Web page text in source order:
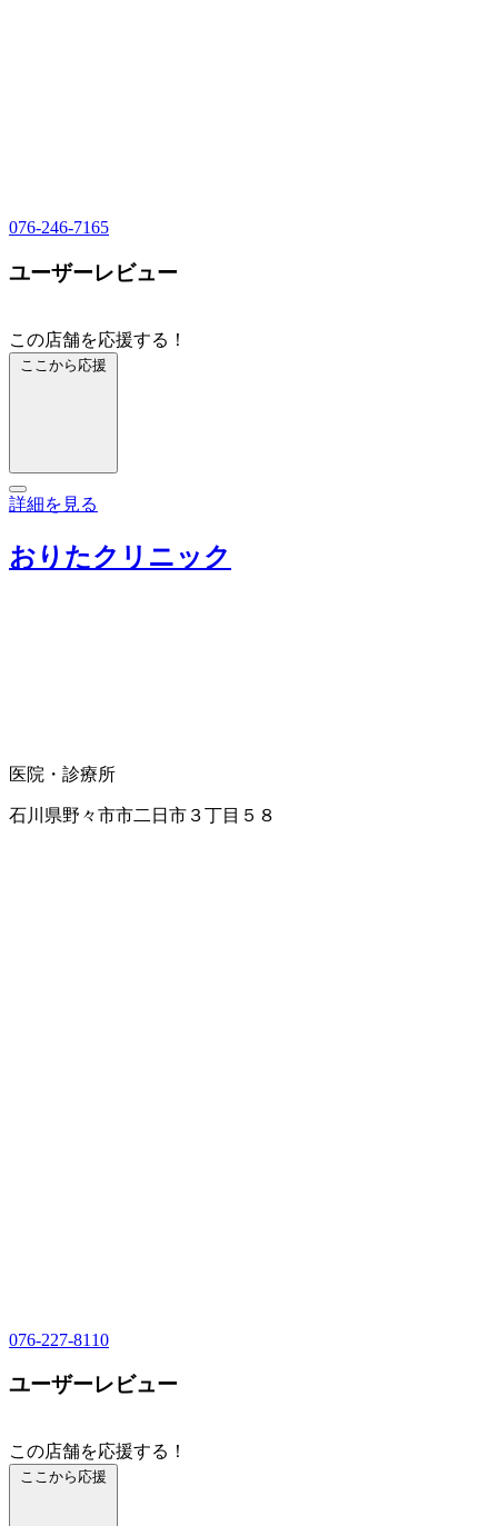
076-246-7165
ユーザーレビュー
この店舗を応援する！
ここから応援
詳細を見る
おりたクリニック
医院・診療所
石川県野々市市二日市３丁目５８
076-227-8110
ユーザーレビュー
この店舗を応援する！
ここから応援